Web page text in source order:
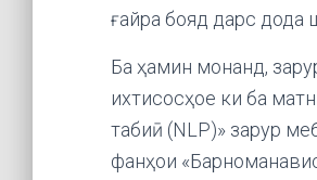
ғайра бояд дарс дода
Ба ҳамин монанд,
ихтисосҳое ки ба
табиӣ (NLP)» зарур
фанҳои